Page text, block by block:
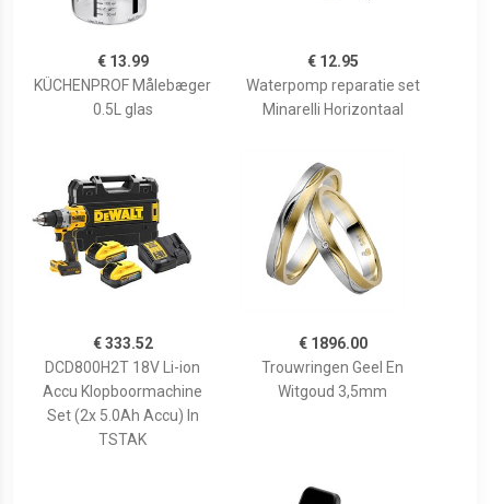
€ 13.99
KÜCHENPROF Målebæger
0.5L glas
€ 12.95
Waterpomp reparatie set
Minarelli Horizontaal
€ 333.52
DCD800H2T 18V Li-ion
Accu Klopboormachine
Set (2x 5.0Ah Accu) In
TSTAK
€ 1896.00
Trouwringen Geel En
Witgoud 3,5mm